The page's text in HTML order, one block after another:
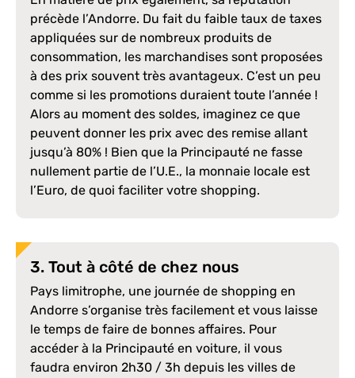
précède l’Andorre. Du fait du faible taux de taxes
appliquées sur de nombreux produits de
consommation, les marchandises sont proposées
à des prix souvent très avantageux. C’est un peu
comme si les promotions duraient toute l’année !
Alors au moment des soldes, imaginez ce que
peuvent donner les prix avec des remise allant
jusqu’à 80% ! Bien que la Principauté ne fasse
nullement partie de l’U.E., la monnaie locale est
l’Euro, de quoi faciliter votre shopping.
3. Tout à côté de chez nous
Pays limitrophe, une journée de shopping en
Andorre s’organise très facilement et vous laisse
le temps de faire de bonnes affaires. Pour
accéder à la Principauté en voiture, il vous
faudra environ 2h30 / 3h depuis les villes de